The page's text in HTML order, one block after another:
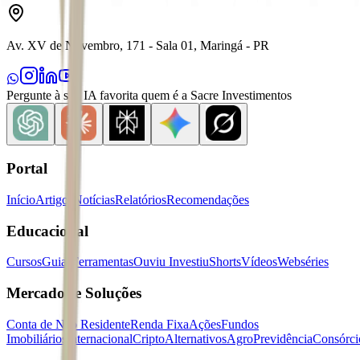
Av. XV de Novembro, 171 - Sala 01, Maringá - PR
Pergunte à sua IA favorita quem é a Sacre Investimentos
Portal
InícioArtigos NotíciasRelatóriosRecomendações
Educacional
CursosGuias FerramentasOuviu InvestiuShortsVídeosWebséries
Mercados e Soluções
Conta de Não ResidenteRenda FixaAçõesFundos
Imobiliários
InternacionalCriptoAlternativosAgroPrevidência